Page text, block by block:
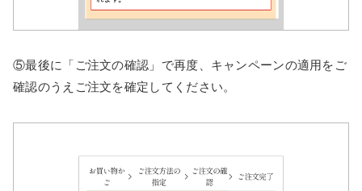
⑤最後に「ご注文の確認」で再度、キャンペーンの適用をご
確認のうえご注文を確定してください。